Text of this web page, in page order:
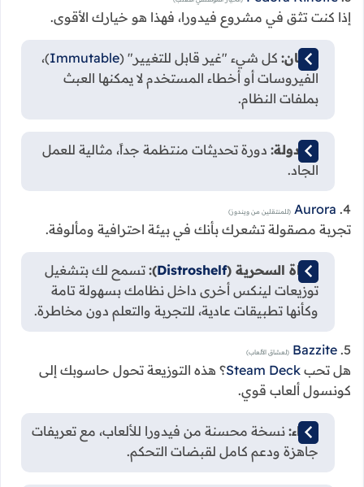
إذا كنت تثق في مشروع فيدورا، فهذا هو خيارك الأقوى.
الأمان: كل شيء "غير قابل للتغيير" (Immutable)،
الفيروسات أو أخطاء المستخدم لا يمكنها العبث
بملفات النظام.
الجدولة: دورة تحديثات منتظمة جداً، مثالية للعمل
الجاد.
4.
Aurora (للمنتقلين من ويندوز)
تجربة مصقولة تشعرك بأنك في بيئة احترافية ومألوفة.
الأداة السحرية (Distroshelf
): تسمح لك بتشغيل
توزيعات لينكس أخرى داخل نظامك بسهولة تامة
وكأنها تطبيقات عادية، للتجربة والتعلم دون مخاطرة.
5.
Bazzite (لعشاق الألعاب)
هل تحب Steam Deck؟ هذه التوزيعة تحول حاسوبك إلى
كونسول ألعاب قوي.
الأداء: نسخة محسنة من فيدورا للألعاب، مع تعريفات
جاهزة ودعم كامل لقبضات التحكم.